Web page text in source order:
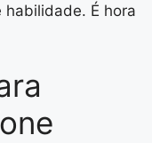
habilidade. É hora